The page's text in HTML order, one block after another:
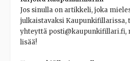
Jos sinulla on artikkeli, joka
julkaistavaksi Kaupunkifillarissa,
yhteyttä posti@kaupunkifillari.fi,
lisää!